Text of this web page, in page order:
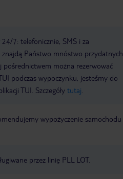
7: telefonicznie, SMS i za
Państwo mnóstwo przydatnych
pośrednictwem można rezerwować
podczas wypoczynku, jesteśmy do
TUI. Szczegóły tutaj
wypożyczenie samochodu
przez linię PLL LOT.